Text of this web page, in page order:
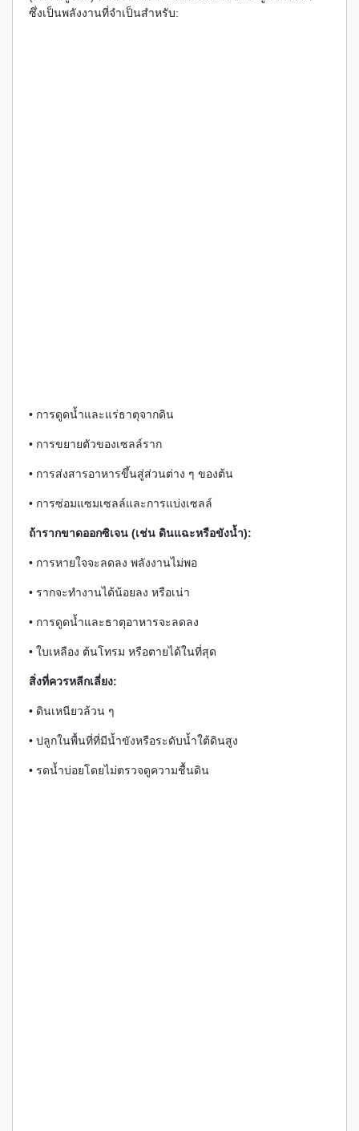
ซึ่งเป็นพลังงานที่จำเป็นสำหรับ:
• การดูดน้ำและแร่ธาตุจากดิน
• การขยายตัวของเซลล์ราก
• การส่งสารอาหารขึ้นสู่ส่วนต่าง ๆ ของต้น
• การซ่อมแซมเซลล์และการแบ่งเซลล์
ถ้ารากขาดออกซิเจน (เช่น ดินแฉะหรือขังน้ำ):
• การหายใจจะลดลง พลังงานไม่พอ
• รากจะทำงานได้น้อยลง หรือเน่า
• การดูดน้ำและธาตุอาหารจะลดลง
• ใบเหลือง ต้นโทรม หรือตายได้ในที่สุด
สิ่งที่ควรหลีกเลี่ยง:
• ดินเหนียวล้วน ๆ
• ปลูกในพื้นที่ที่มีน้ำขังหรือระดับน้ำใต้ดินสูง
• รดน้ำบ่อยโดยไม่ตรวจดูความชื้นดิน